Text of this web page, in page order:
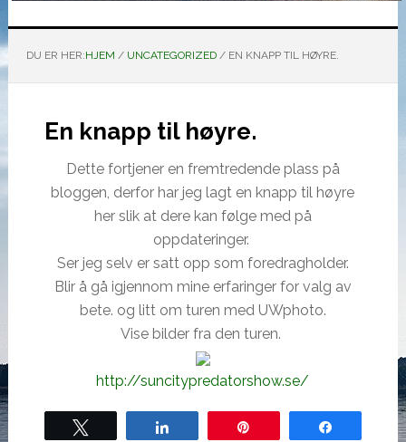
DU ER HER:HJEM / UNCATEGORIZED /EN KNAPP TIL HØYRE.
En knapp til høyre.
Dette fortjener en fremtredende plass på
bloggen, derfor har jeg lagt en knapp til høyre
her slik at dere kan følge med på
oppdateringer.
Ser jeg selv er satt opp som foredragholder.
Blir å gå igjennom mine erfaringer for valg av
bete. og litt om turen med UWphoto.
Vise bilder fra den turen.
http://suncitypredatorshow.se/